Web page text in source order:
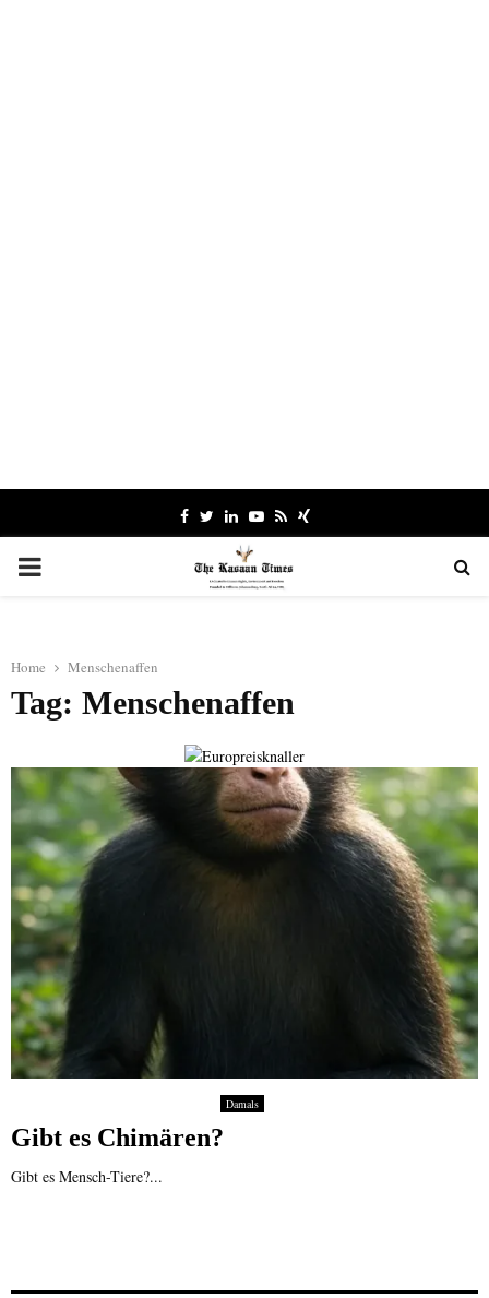
Facebook
TwitterLinkedinYoutube
RssXing
PRIMARY
Home Menschenaffen
Tag: Menschenaffen
Damals
Gibt es Chimären?
Gibt es Mensch-Tiere?...